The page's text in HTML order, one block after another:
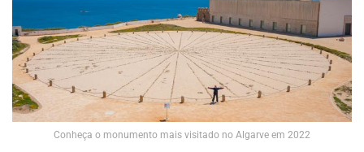
Conheça o monumento mais visitado no Algarve em 2022